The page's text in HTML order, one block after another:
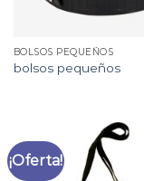
BOLSOS PEQUEÑOS
bolsos pequeños
¡Oferta!